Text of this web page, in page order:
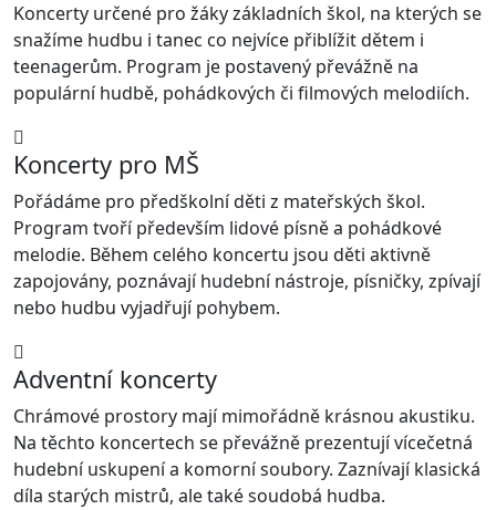
Koncerty určené pro žáky základních škol, na kterých se
snažíme hudbu i tanec co nejvíce přiblížit dětem i
teenagerům. Program je postavený převážně na
populární hudbě, pohádkových či filmových melodiích.
Koncerty pro MŠ
Pořádáme pro předškolní děti z mateřských škol.
Program tvoří především lidové písně a pohádkové
melodie. Během celého koncertu jsou děti aktivně
zapojovány, poznávají hudební nástroje, písničky, zpívají
nebo hudbu vyjadřují pohybem.
Adventní koncerty
Chrámové prostory mají mimořádně krásnou akustiku.
Na těchto koncertech se převážně prezentují vícečetná
hudební uskupení a komorní soubory. Zaznívají klasická
díla starých mistrů, ale také soudobá hudba.